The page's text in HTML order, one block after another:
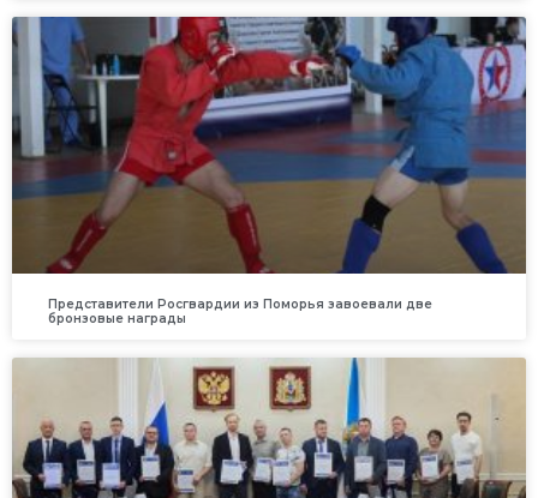
Представители Росгвардии из Поморья завоевали две
бронзовые награды